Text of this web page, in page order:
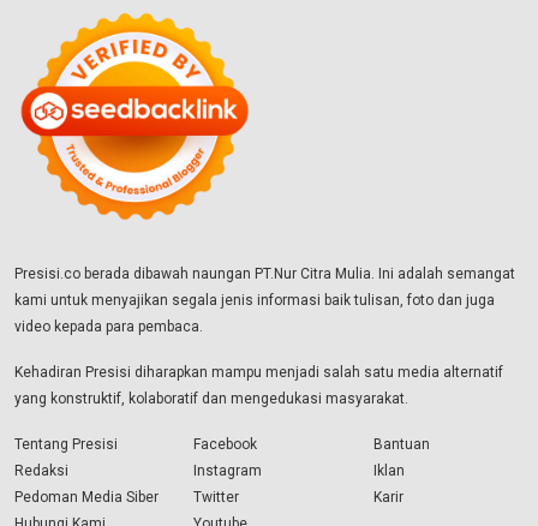
Presisi.co berada dibawah naungan PT.Nur Citra Mulia. Ini adalah semangat
kami untuk menyajikan segala jenis informasi baik tulisan, foto dan juga
video kepada para pembaca.
Kehadiran Presisi diharapkan mampu menjadi salah satu media alternatif
yang konstruktif, kolaboratif dan mengedukasi masyarakat.
Tentang Presisi
Redaksi
Pedoman Media Siber
Facebook
Instagram
Twitter
Bantuan
Iklan
Karir